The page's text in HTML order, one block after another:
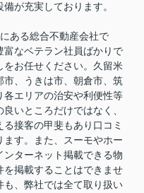
が充実しております。
ある総合不動産会社で
なベテラン社員ばかりで
お任せください。久留米
、うきは市、朝倉市、筑
エリアの治安や利便性等
いところだけではなく、
接客の甲斐もあり口コミ
す。また、スーモやホー
ターネット掲載できる物
掲載することはできませ
も、弊社では全て取り扱い